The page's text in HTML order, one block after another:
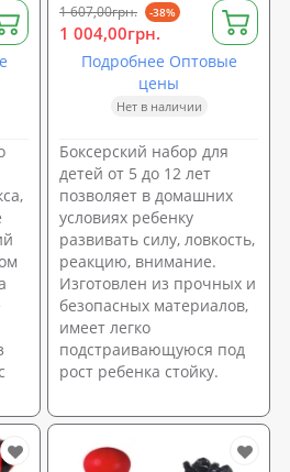
1 607,00грн. -38%
1 004,00грн.
Подробнее Оптовые
цены
Нет в наличии
Боксерский набор для
детей от 5 до 12 лет
позволяет в домашних
условиях ребенку
развивать силу, ловкость,
реакцию, внимание.
Изготовлен из прочных и
безопасных материалов,
имеет легко
подстраивающуюся под
рост ребенка стойку.